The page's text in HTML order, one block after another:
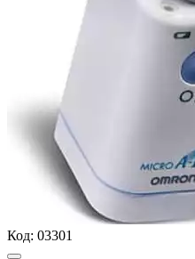
Код: 03301